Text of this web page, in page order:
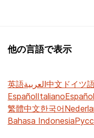
他の言語で表示
英語العربية中文 ドイツ
EspañolItaliano
繁體中文한국어
Bahasa Indonesia